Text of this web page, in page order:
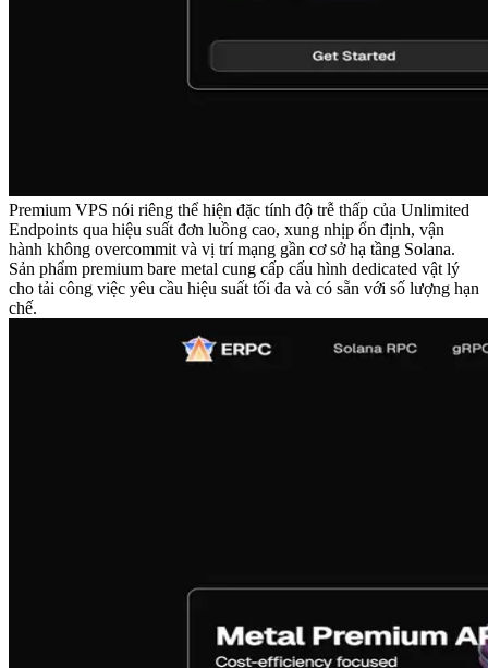
Premium VPS nói riêng thể hiện đặc tính độ trễ thấp của Unlimited
Endpoints qua hiệu suất đơn luồng cao, xung nhịp ổn định, vận
hành không overcommit và vị trí mạng gần cơ sở hạ tầng Solana.
Sản phẩm premium bare metal cung cấp cấu hình dedicated vật lý
cho tải công việc yêu cầu hiệu suất tối đa và có sẵn với số lượng hạn
chế.